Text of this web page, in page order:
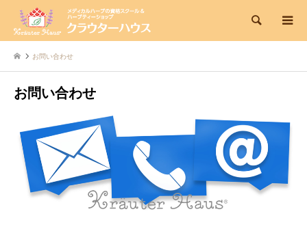
検索
お問い合わせ
お問い合わせ